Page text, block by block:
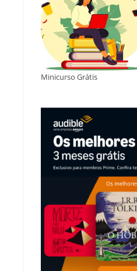
Minicurso Grátis